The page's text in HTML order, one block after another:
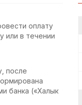
оплату
или в течении
после
банка («Халык